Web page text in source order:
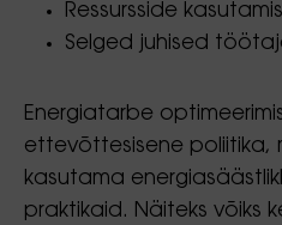
Ressursside
Selged juhised
Energiatarbe
ettevõttesisene poliitika,
kasutama
praktikaid. Näiteks võiks